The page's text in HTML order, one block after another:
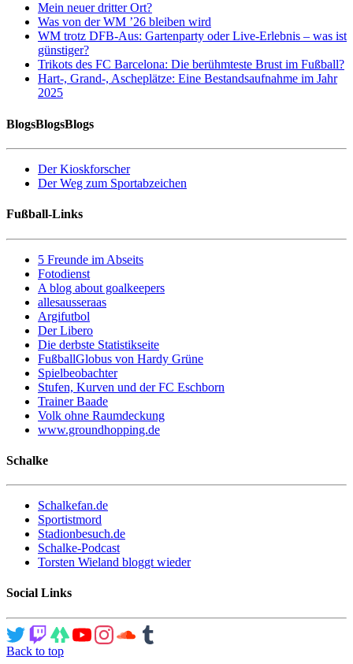
Mein neuer dritter Ort?
Was von der WM ’26 bleiben wird
WM trotz DFB-Aus: Gartenparty oder Live-Erlebnis – was ist
günstiger?
Trikots des FC Barcelona: Die berühmteste Brust im Fußball?
Hart-, Grand-, Ascheplätze: Eine Bestandsaufnahme im Jahr
2025
BlogsBlogsBlogs
Der Kioskforscher
Der Weg zum Sportabzeichen
Fußball-Links
5 Freunde im Abseits
Fotodienst
A blog about goalkeepers
allesausseraas
Argifutbol
Der Libero
Die derbste Statistikseite
FußballGlobus von Hardy Grüne
Spielbeobachter
Stufen, Kurven und der FC Eschborn
Trainer Baade
Volk ohne Raumdeckung
www.groundhopping.de
Schalke
Schalkefan.de
Sportistmord
Stadionbesuch.de
Schalke-Podcast
Torsten Wieland bloggt wieder
Social Links
Back to top